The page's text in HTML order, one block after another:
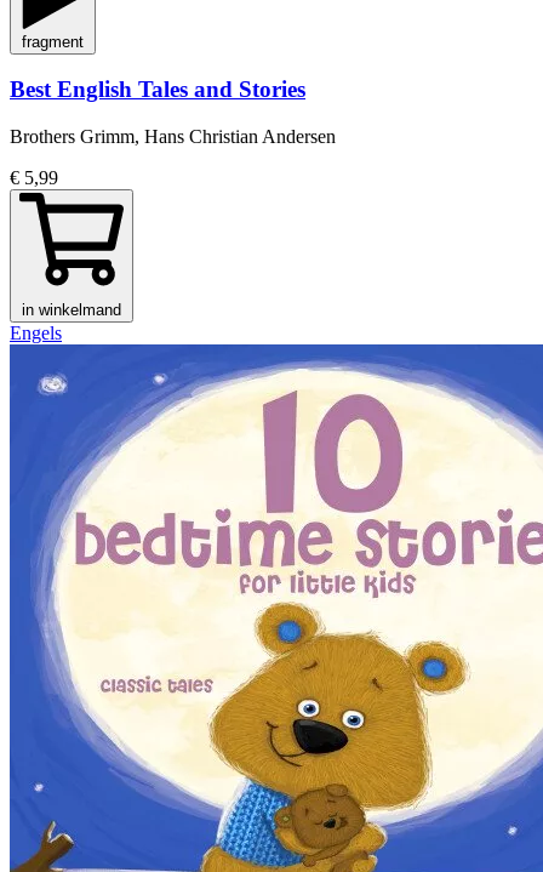
fragment
Best English Tales and Stories
Brothers Grimm, Hans Christian Andersen
€ 5,99
in winkelmand
Engels